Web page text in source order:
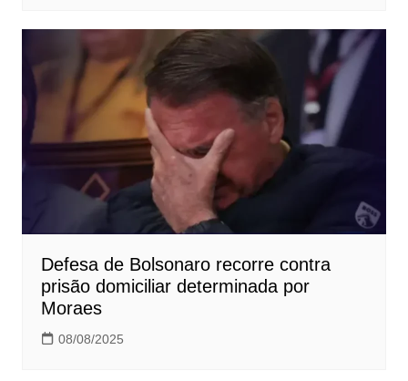
Defesa de Bolsonaro recorre contra
prisão domiciliar determinada por
Moraes
08/08/2025